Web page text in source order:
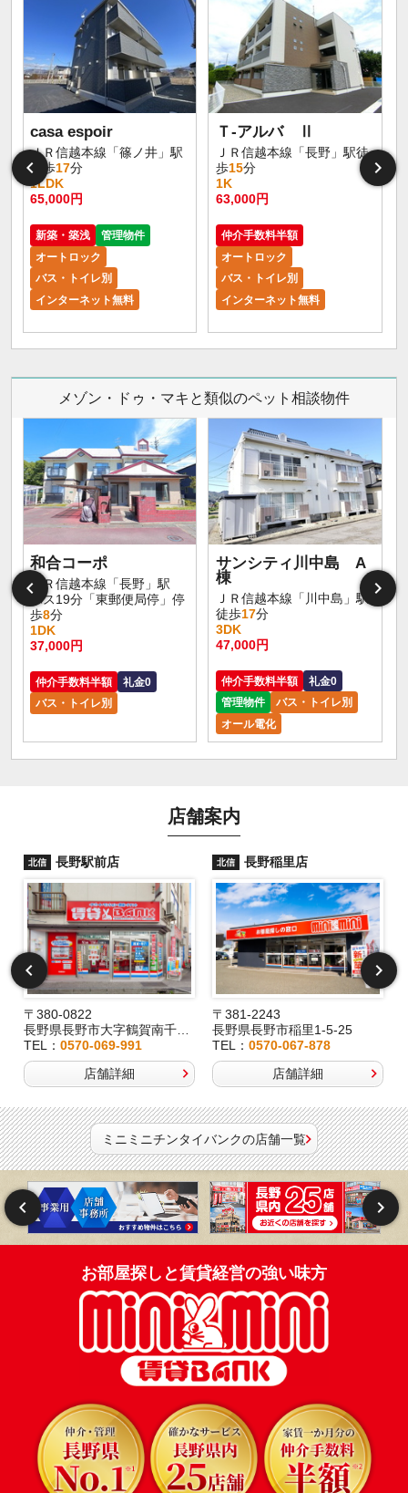
casa espoir
ＪＲ信越本線「篠ノ井」駅
徒歩17分
1LDK
65,000円
新築・築浅
管理物件
オートロック
バス・トイレ別
インターネット無料
Ｔ-アルバ Ⅱ
ＪＲ信越本線「長野」駅徒
歩15分
1K
63,000円
仲介手数料半額
オートロック
バス・トイレ別
インターネット無料
メゾン・ドゥ・マキと類似のペット相談物件
和合コーポ
ＪＲ信越本線「長野」駅
バス19分「東郵便局停」停
歩8分
1DK
37,000円
仲介手数料半額
礼金0
バス・トイレ別
サンシティ川中島 A
棟
ＪＲ信越本線「川中島」駅
徒歩17分
3DK
47,000円
仲介手数料半額
礼金0
管理物件
バス・トイレ別
オール電化
店舗案内
北信 長野駅前店
〒380-0822
長野県長野市大字鶴賀南千歳町826
TEL： 0570-069-991
店舗詳細
北信 長野稲里店
〒381-2243
長野県長野市稲里1-5-25
TEL：0570-067-878
店舗詳細
ミニミニチンタイバンクの店舗一覧
お部屋探しと賃貸経営の強い味方